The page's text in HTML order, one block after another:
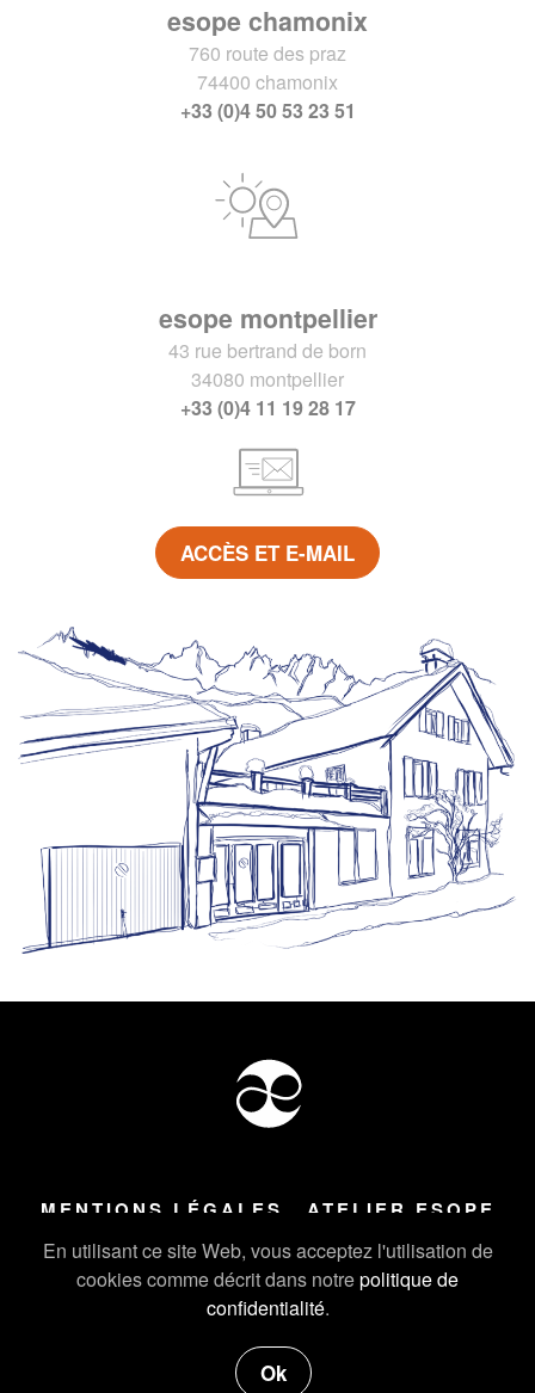
En utilisant ce site Web, vous acceptez l'utilisation de
cookies comme décrit dans notrepolitique de
confidentialité.
Ok
esope chamonix
760 route des praz
74400 chamonix
+33 (0)4 50 53 23 51
esope montpellier
43 rue bertrand de born
34080 montpellier
+33 (0)4 11 19 28 17
ACCÈS ET E-MAIL
MENTIONS LÉGALES ATELIER ESOPE